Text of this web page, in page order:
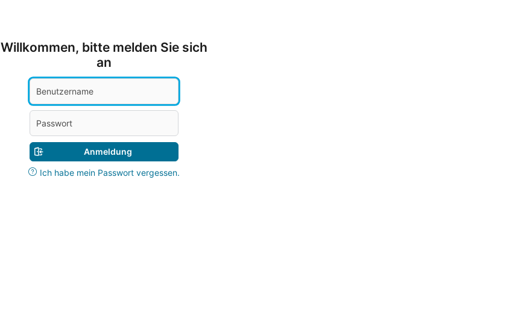
Willkommen, bitte melden Sie sich
an
Anmeldung
Ich habe mein Passwort vergessen.